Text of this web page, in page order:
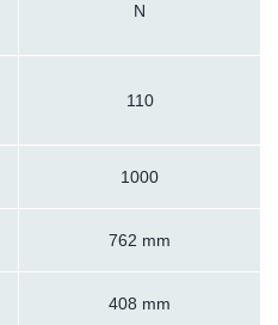
N
110
1000
762 mm
408 mm